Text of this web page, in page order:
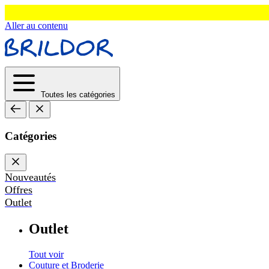
Aller au contenu
Toutes les catégories
Catégories
Nouveautés
Offres
Outlet
Outlet
Tout voir
Couture et Broderie